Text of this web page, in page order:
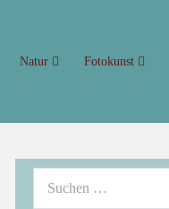
Natur Fotokunst